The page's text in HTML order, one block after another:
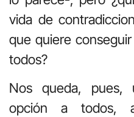
vida de
que quiere
todos?
Nos queda, pues,
opción a todos,